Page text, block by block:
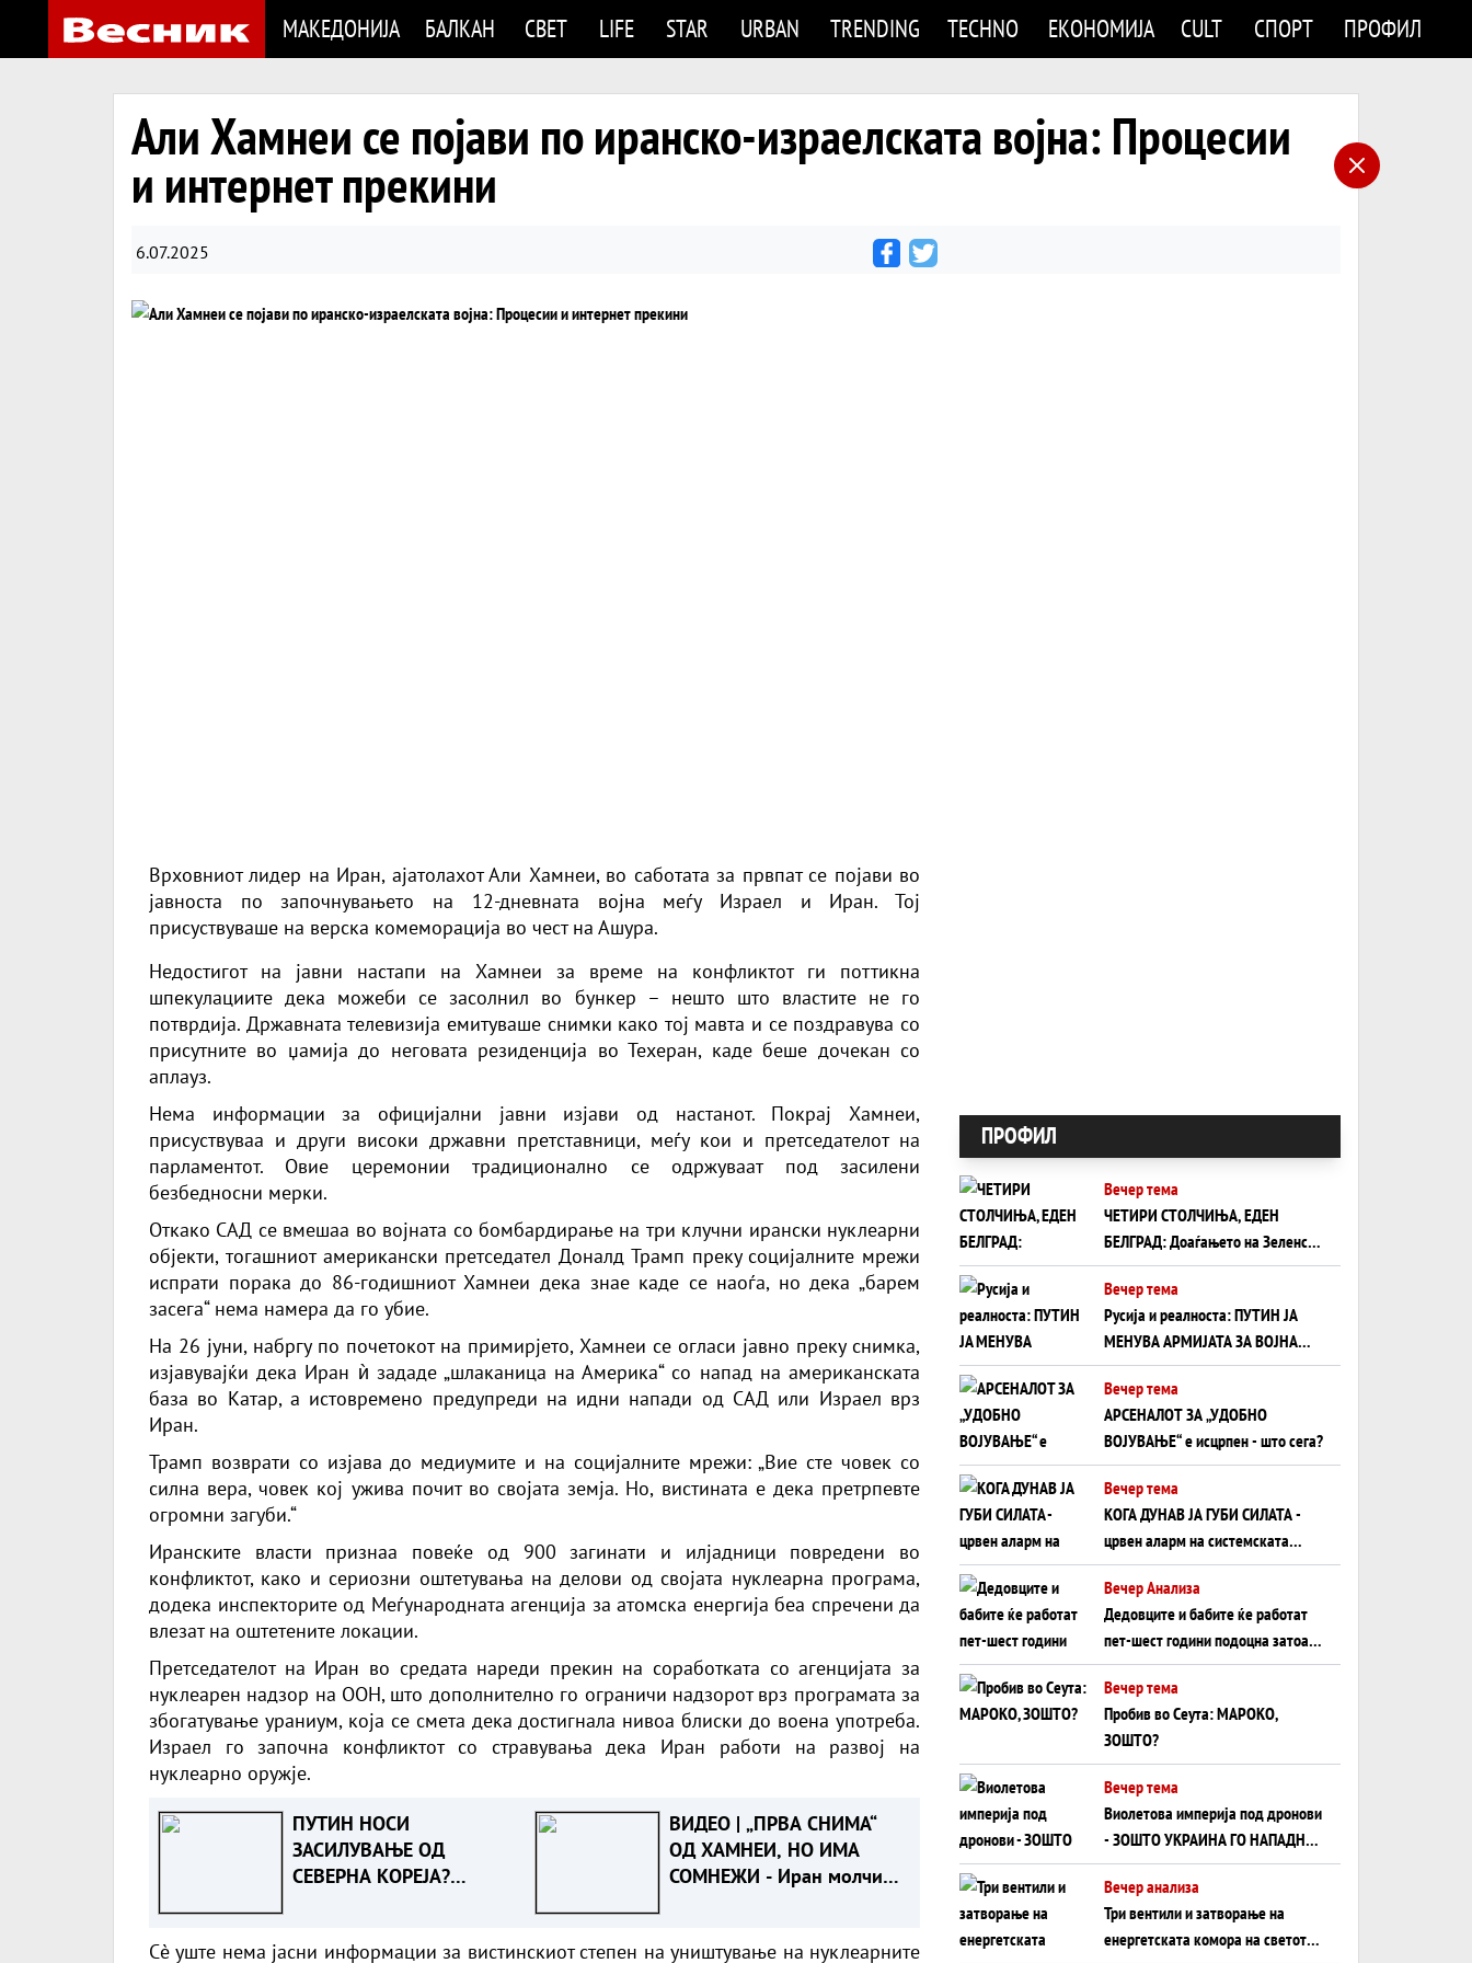
МАКЕДОНИЈА БАЛКАН СВЕТ LIFE STAR URBAN TRENDING TECHNO ЕКОНОМИЈА CULT СПОРТ ПРОФИЛ
Али Хамнеи се појави по иранско-израелската војна: Процесии
и интернет прекини
6.07.2025
Врховниот лидер на Иран, ајатолахот Али Хамнеи, во саботата за првпат се појави во
јавноста по започнувањето на 12-дневната војна меѓу Израел и Иран. Тој
присуствуваше на верска комеморација во чест на Ашура.
Недостигот на јавни настапи на Хамнеи за време на конфликтот ги поттикна
шпекулациите дека можеби се засолнил во бункер – нешто што властите не го
потврдија. Државната телевизија емитуваше снимки како тој мавта и се поздравува со
присутните во џамија до неговата резиденција во Техеран, каде беше дочекан со
аплауз.
Нема информации за официјални јавни изјави од настанот. Покрај Хамнеи,
присуствуваа и други високи државни претставници, меѓу кои и претседателот на
парламентот. Овие церемонии традиционално се одржуваат под засилени
безбедносни мерки.
Откако САД се вмешаа во војната со бомбардирање на три клучни ирански нуклеарни
објекти, тогашниот американски претседател Доналд Трамп преку социјалните мрежи
испрати порака до 86-годишниот Хамнеи дека знае каде се наоѓа, но дека „барем
засега“ нема намера да го убие.
На 26 јуни, набргу по почетокот на примирјето, Хамнеи се огласи јавно преку снимка,
изјавувајќи дека Иран ѝ зададе „шлаканица на Америка“ со напад на американската
база во Катар, а истовремено предупреди на идни напади од САД или Израел врз
Иран.
Трамп возврати со изјава до медиумите и на социјалните мрежи: „Вие сте човек со
силна вера, човек кој ужива почит во својата земја. Но, вистината е дека претрпевте
огромни загуби.“
Иранските власти признаа повеќе од 900 загинати и илјадници повредени во
конфликтот, како и сериозни оштетувања на делови од својата нуклеарна програма,
додека инспекторите од Меѓународната агенција за атомска енергија беа спречени да
влезат на оштетените локации.
Претседателот на Иран во средата нареди прекин на соработката со агенцијата за
нуклеарен надзор на ООН, што дополнително го ограничи надзорот врз програмата за
збогатување ураниум, која се смета дека достигнала нивоа блиски до воена употреба.
Израел го започна конфликтот со стравувања дека Иран работи на развој на
нуклеарно оружје.
ПУТИН НОСИ
ЗАСИЛУВАЊЕ ОД
СЕВЕРНА КОРЕЈА?
50.000 војници за
ВИДЕО | „ПРВА СНИМА“
ОД ХАМНЕИ, НО ИМА
СОМНЕЖИ - Иран молчи:
Сè уште нема јасни информации за вистинскиот степен на уништување на нуклеарните
ПРОФИЛ
Вечер тема
ЧЕТИРИ СТОЛЧИЊА, ЕДЕН
БЕЛГРАД: Доаѓањето на Зеленски
ги открива тајните на политиката
на балансирање на Вучиќ
Вечер тема
Русија и реалноста: ПУТИН ЈА
МЕНУВА АРМИЈАТА ЗА ВОЈНА
ШТО ОСТАНУВА БЕЗ ФРОНТ
Вечер тема
АРСЕНАЛОТ ЗА „УДОБНО
ВОЈУВАЊЕ“ е исцрпен - што сега?
Вечер тема
КОГА ДУНАВ ЈА ГУБИ СИЛАТА -
црвен аларм на системската
плоча од јужна Германија до
Црното Море...
Вечер Анализа
Дедовците и бабите ќе работат
пет-шест години подоцна затоа
што НЕМААТ ВНУЦИ ДА ГИ
ЗАМЕНАТ
Вечер тема
Пробив во Сеута: МАРОКО,
ЗОШТО?
Вечер тема
Виолетова империја под дронови
- ЗОШТО УКРАИНА ГО НАПАДНА
РУСКИОТ WILDBERRIES
Вечер анализа
Три вентили и затворање на
енергетската комора на светот: